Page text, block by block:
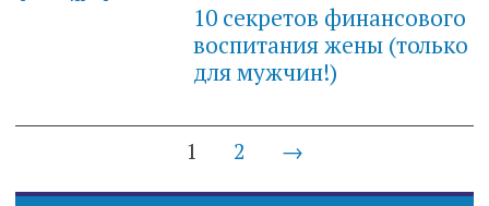
10 секретов финансового
воспитания жены (только
для мужчин!)
1 2 →